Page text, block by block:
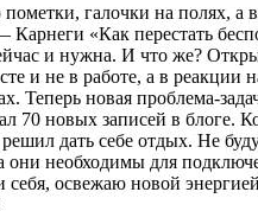
галочки на полях, а
«Как перестать
и нужна. И что же?
и не в работе, а в
Теперь новая проблема-
70 новых записей в блоге.
дать себе отдых. Не
они необходимы для
себя, освежаю новой